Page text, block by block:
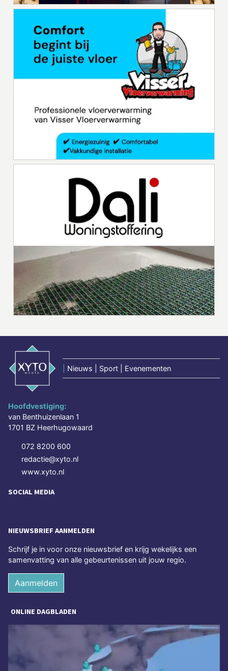
Nieuws | Sport | Evenementen
Hoofdvestiging:
van Benthuizenlaan 1
1701 BZ Heerhugowaard
072 8200 600
redactie@xyto.nl
www.xyto.nl
SOCIAL MEDIA
NIEUWSBRIEF AANMELDEN
Schrijf je in voor onze nieuwsbrief en krijg wekelijks een
samenvatting van alle gebeurtenissen uit jouw regio.
Aanmelden
ONLINE DAGBLADEN